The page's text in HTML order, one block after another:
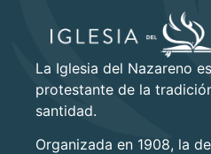
La Iglesia del Nazareno
protestante de la
santidad.
Organizada en 1908, la